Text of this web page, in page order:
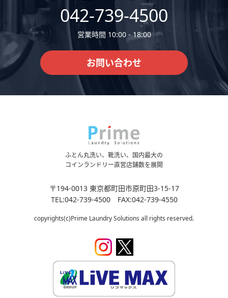
042-739-4500
営業時間 10:00 - 18:00
お問い合わせ
ふとん丸洗い、靴洗い、国内最大の
コインランドリー直営店舗数を展開
〒194-0013 東京都町田市原町田3-15-17
TEL:042-739-4500 FAX:042-739-4550
copyrights(c)Prime Laundry Solutions all rights reserved.